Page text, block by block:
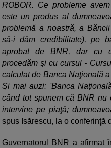
ROBOR. Ce probleme
este un produs al
problemă a noastră, a
să-i dăm credibilitate), pe
aprobat de BNR, dar cu
procedăm şi cu cursul -
calculat de Banca Naţională
Şi mai auzi: 'Banca
când tot spunem că BNR nu
intervine pe piaţă;
spus Isărescu, la o conferinţă
Guvernatorul BNR a afirmat